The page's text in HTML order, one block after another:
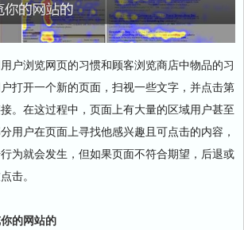
浏览网页的习惯和顾客浏览商店中物品的习
打开一个新的页面，扫视一些文字，并点击第
。在这过程中，页面上有大量的区域用户甚至
用户在页面上寻找他感兴趣且可点击的内容，
为就会发生，但如果页面不符合期望，后退或
击。
的网站的